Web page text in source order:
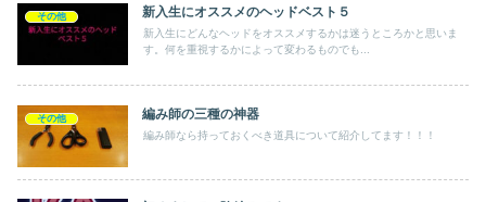
その他 新入生にオススメのヘッドベスト５
新入生にどんなヘッドをオススメするかは迷うところかと思いま
す。何を重視するかによって変わるものでも...
その他 編み師の三種の神器
編み師なら持っておくべき道具について紹介してます！！！